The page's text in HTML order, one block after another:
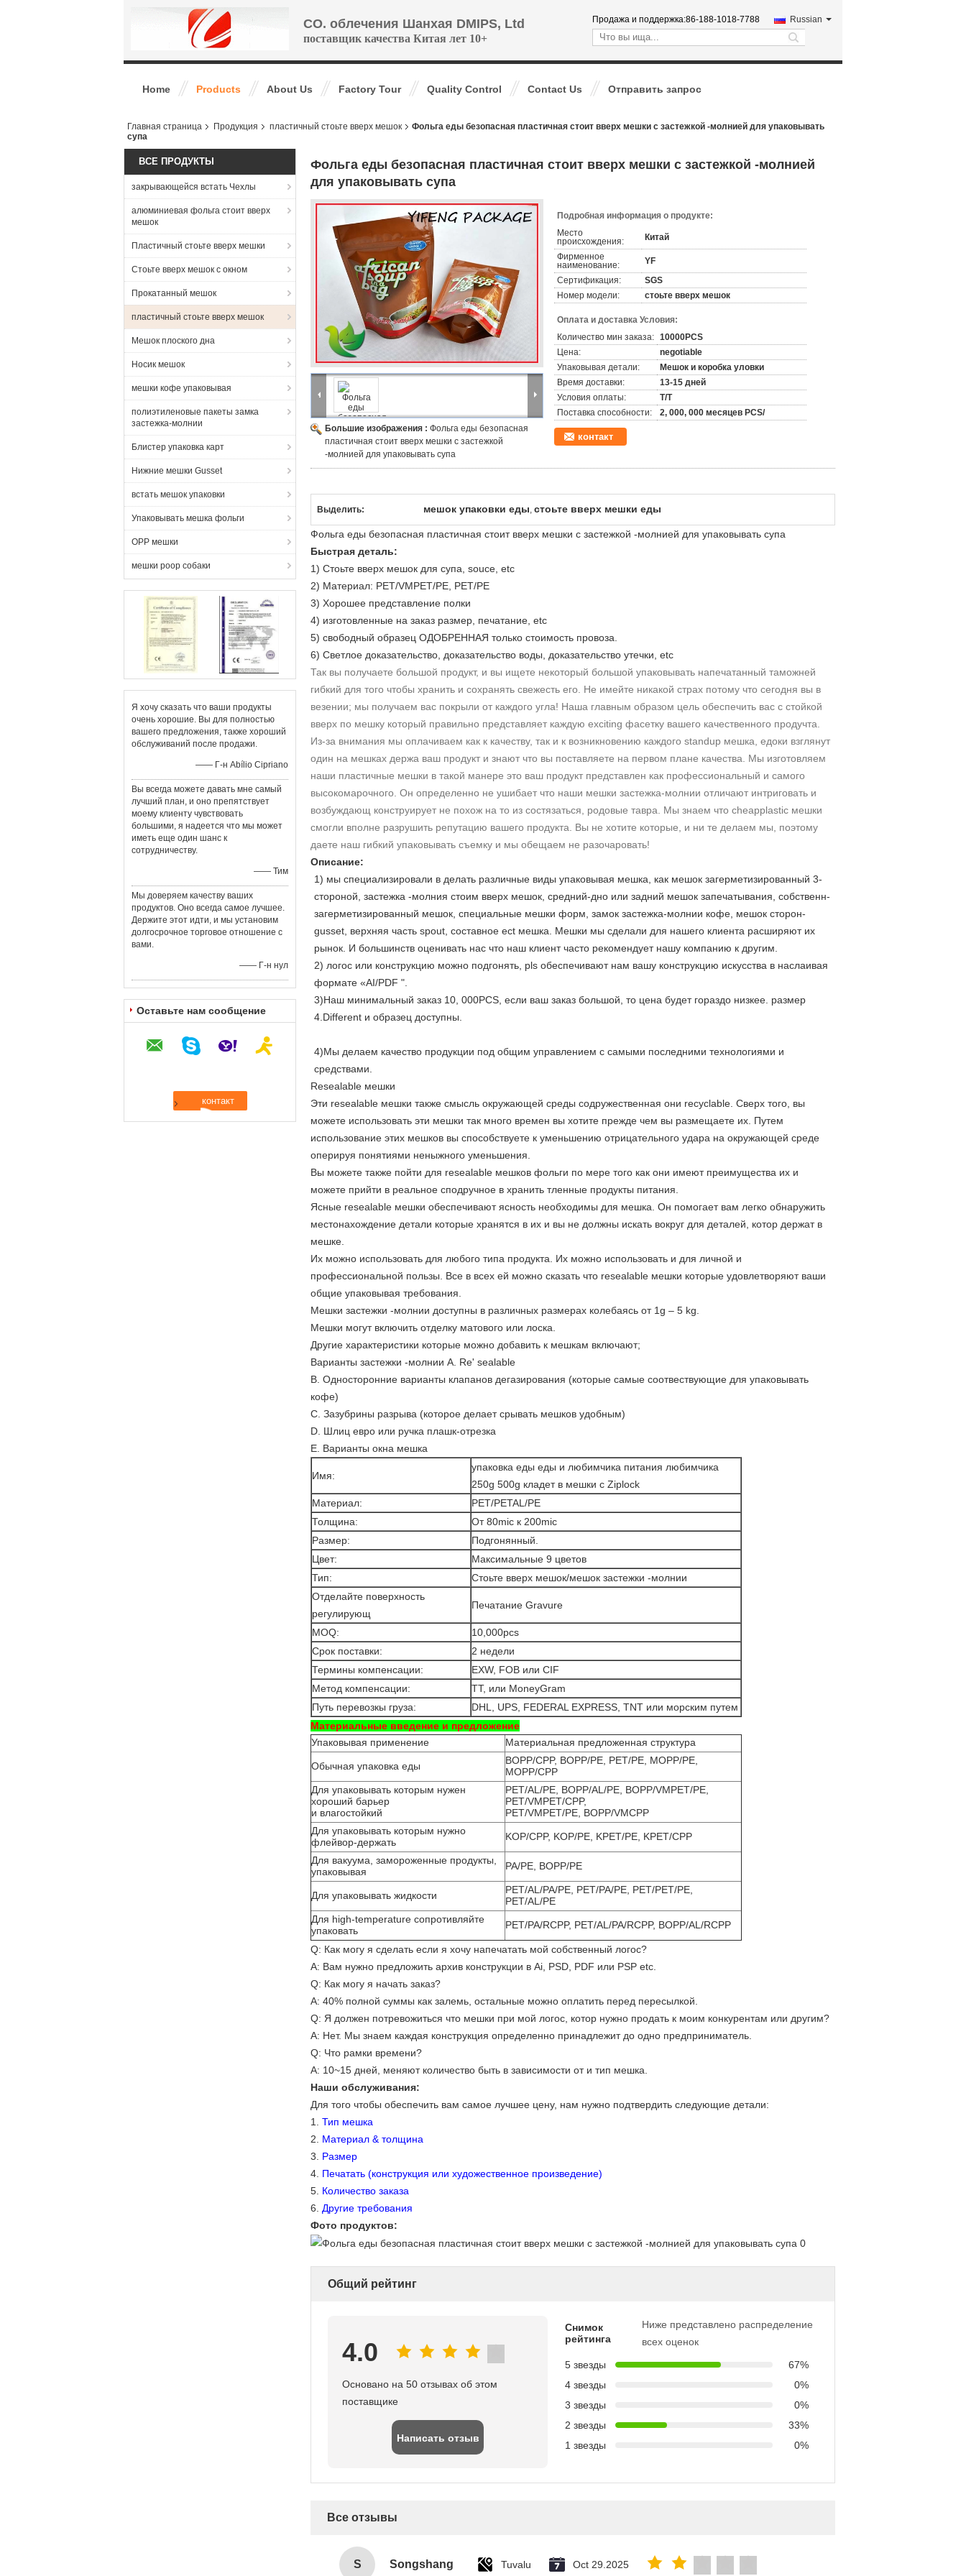
CO. облечения Шанхая DMIPS, Ltd
поставщик качества Китая лет 10+
Продажа и поддержка:86-188-1018-7788 Russian
search
Home Products About Us Factory Tour Quality Control Contact Us Отправить запрос
Главная страница Продукция пластичный стоьте вверх мешок
Фольга еды безопасная пластичная стоит вверх мешки с застежкой -молнией для упаковывать
супа
ВСЕ ПРОДУКТЫ
закрывающейся встать Чехлы
алюминиевая фольга стоит вверх
мешок
Пластичный стоьте вверх мешки
Стоьте вверх мешок с окном
Прокатанный мешок
пластичный стоьте вверх мешок
Мешок плоского дна
Носик мешок
мешки кофе упаковывая
полиэтиленовые пакеты замка
застежка-молнии
Блистер упаковка карт
Нижние мешки Gusset
встать мешок упаковки
Упаковывать мешка фольги
OPP мешки
мешки poop собаки
Я хочу сказать что ваши продукты
очень хорошие. Вы для полностью
вашего предложения, также хороший
обслуживаний после продажи.
—— Г-н Abílio Cipriano
Вы всегда можете давать мне самый
лучший план, и оно препятствует
моему клиенту чувствовать
большими, я надеется что мы может
иметь еще один шанс к
сотрудничеству.
—— Тим
Мы доверяем качеству ваших
продуктов. Оно всегда самое лучшее.
Держите этот идти, и мы установим
долгосрочное торговое отношение с
вами.
—— Г-н нул
Оставьте нам сообщение
Фольга еды безопасная пластичная стоит вверх мешки с застежкой -молнией
для упаковывать супа
Большие изображения : Фольга еды безопасная
пластичная стоит вверх мешки с застежкой
-молнией для упаковывать супа
Подробная информация о продукте:
Место
происхождения:
Китай
Фирменное
наименование:
YF
Сертификация:
SGS
Номер модели:
стоьте вверх мешок
Оплата и доставка Условия:
Количество мин заказа: 10000PCS
Цена:
negotiable
Упаковывая детали:
Мешок и коробка уловки
Время доставки:
13-15 дней
Условия оплаты:
T/T
Поставка способности:
2, 000, 000 месяцев PCS/
контакт
Выделить: мешок упаковки еды, стоьте вверх мешки еды
Фольга еды безопасная пластичная стоит вверх мешки с застежкой -молнией для упаковывать супа
Быстрая деталь:
1) Стоьте вверх мешок для супа, souce, etc
2) Материал: PET/VMPET/PE, PET/PE
3) Хорошее представление полки
4) изготовленные на заказ размер, печатание, etc
5) свободный образец ОДОБРЕННАЯ только стоимость провоза.
6) Светлое доказательство, доказательство воды, доказательство утечки, etc
Так вы получаете большой продукт, и вы ищете некоторый большой упаковывать напечатанный таможней
гибкий для того чтобы хранить и сохранять свежесть его. Не имейте никакой страх потому что сегодня вы в
везении; мы получаем вас покрыли от каждого угла! Наша главным образом цель обеспечить вас с стойкой
вверх по мешку который правильно представляет каждую exciting фасетку вашего качественного продучта.
Из-за внимания мы оплачиваем как к качеству, так и к возникновению каждого standup мешка, едоки взглянут
один на мешках держа ваш продукт и знают что вы поставляете на первом плане качества. Мы изготовляем
наши пластичные мешки в такой манере это ваш продукт представлен как профессиональный и самого
высокомарочного. Он определенно не ушибает что наши мешки застежка-молнии отличают интриговать и
возбуждающ конструирует не похож на то из состязаться, родовые тавра. Мы знаем что cheapplastic мешки
смогли вполне разрушить репутацию вашего продукта. Вы не хотите которые, и ни те делаем мы, поэтому
даете наш гибкий упаковывать съемку и мы обещаем не разочаровать!
Описание:
1) мы специализировали в делать различные виды упаковывая мешка, как мешок загерметизированный 3-
стороной, застежка -молния стоим вверх мешок, средний-дно или задний мешок запечатывания, собственн-
загерметизированный мешок, специальные мешки форм, замок застежка-молнии кофе, мешок сторон-
gusset, верхняя часть spout, составное ect мешка. Мешки мы сделали для нашего клиента расширяют их
рынок. И большинств оценивать нас что наш клиент часто рекомендует нашу компанию к другим.
2) логос или конструкцию можно подгонять, pls обеспечивают нам вашу конструкцию искусства в наслаивая
формате «AI/PDF ".
3)Наш минимальный заказ 10, 000PCS, если ваш заказ большой, то цена будет гораздо низкее. размер
4.Different и образец доступны.
4)Мы делаем качество продукции под общим управлением с самыми последними технологиями и
средствами.
Resealable мешки
Эти resealable мешки также смысль окружающей среды содружественная они recyclable. Сверх того, вы
можете использовать эти мешки так много времен вы хотите прежде чем вы размещаете их. Путем
использование этих мешков вы способствуете к уменьшению отрицательного удара на окружающей среде
оперируя понятиями неныжного уменьшения.
Вы можете также пойти для resealable мешков фольги по мере того как они имеют преимущества их и
можете прийти в реальное сподручное в хранить тленные продукты питания.
Ясные resealable мешки обеспечивают ясность необходимы для мешка. Он помогает вам легко обнаружить
местонахождение детали которые хранятся в их и вы не должны искать вокруг для деталей, котор держат в
мешке.
Их можно использовать для любого типа продукта. Их можно использовать и для личной и
профессиональной пользы. Все в всех ей можно сказать что resealable мешки которые удовлетворяют ваши
общие упаковывая требования.
Мешки застежки -молнии доступны в различных размерах колебаясь от 1g – 5 kg.
Мешки могут включить отделку матового или лоска.
Другие характеристики которые можно добавить к мешкам включают;
Варианты застежки -молнии A. Re' sealable
B. Односторонние варианты клапанов дегазирования (которые самые соотвествующие для упаковывать
кофе)
C. Зазубрины разрыва (которое делает срывать мешков удобным)
D. Шлиц евро или ручка плашк-отрезка
E. Варианты окна мешка
Имя:
упаковка еды еды и любимчика питания любимчика
250g 500g кладет в мешки с Ziplock
Материал:
PET/PETAL/PE
Толщина:
От 80mic к 200mic
Размер:
Подгонянный.
Цвет:
Максимальные 9 цветов
Тип:
Стоьте вверх мешок/мешок застежки -молнии
Отделайте поверхность
регулирующ
Печатание Gravure
MOQ:
10,000pcs
Срок поставки:
2 недели
Термины компенсации:
EXW, FOB или CIF
Метод компенсации:
TT, или MoneyGram
Путь перевозкы груза:
DHL, UPS, FEDERAL EXPRESS, TNT или морским путем
Материальные введение и предложение
Упаковывая применение
Материальная предложенная структура
Обычная упаковка еды
BOPP/CPP, BOPP/PE, PET/PE, MOPP/PE,
MOPP/CPP
Для упаковывать которым нужен
хороший барьер
и влагостойкий
PET/AL/PE, BOPP/AL/PE, BOPP/VMPET/PE,
PET/VMPET/CPP,
PET/VMPET/PE, BOPP/VMCPP
Для упаковывать которым нужно
флейвор-держать
KOP/CPP, KOP/PE, KPET/PE, KPET/CPP
Для вакуума, замороженные продукты,
упаковывая
PA/PE, BOPP/PE
Для упаковывать жидкости
PET/AL/PA/PE, PET/PA/PE, PET/PET/PE,
PET/AL/PE
Для high-temperature сопротивляйте
упаковать
PET/PA/RCPP, PET/AL/PA/RCPP, BOPP/AL/RCPP
Q: Как могу я сделать если я хочу напечатать мой собственный логос?
A: Вам нужно предложить архив конструкции в Ai, PSD, PDF или PSP etc.
Q: Как могу я начать заказ?
A: 40% полной суммы как залемь, остальные можно оплатить перед пересылкой.
Q: Я должен потревожиться что мешки при мой логос, котор нужно продать к моим конкурентам или другим?
A: Нет. Мы знаем каждая конструкция определенно принадлежит до одно предприниматель.
Q: Что рамки времени?
A: 10~15 дней, меняют количество быть в зависимости от и тип мешка.
Наши обслуживания:
Для того чтобы обеспечить вам самое лучшее цену, нам нужно подтвердить следующие детали:
1. Тип мешка
2. Материал & толщина
3. Размер
4. Печатать (конструкция или художественное произведение)
5. Количество заказа
6. Другие требования
Фото продуктов:
Общий рейтинг
4.0
Основано на 50 отзывах об этом
поставщике
Написать отзыв
Снимок
рейтинга
Ниже представлено распределение
всех оценок
5 звезды
67%
4 звезды
0%
3 звезды
0%
2 звезды
33%
1 звезды
0%
Все отзывы
S Songshang Tuvalu Oct 29.2025